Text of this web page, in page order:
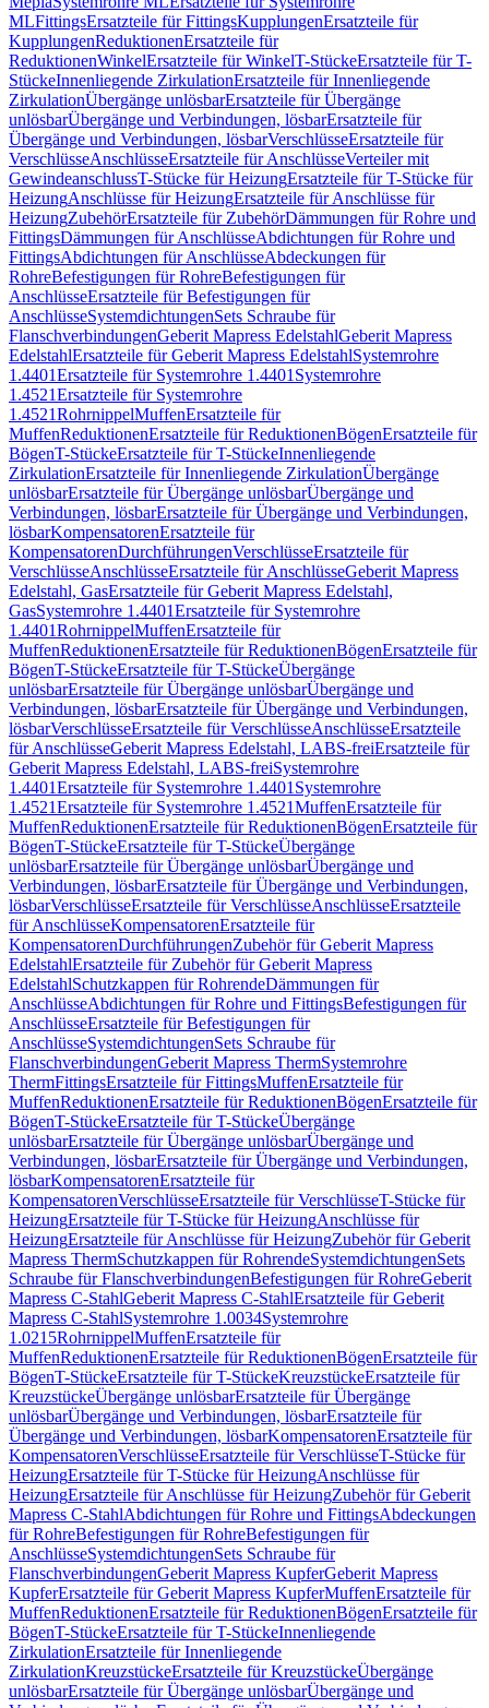
MLFittingsErsatzteile für FittingsKupplungenErsatzteile für
KupplungenReduktionenErsatzteile für
ReduktionenWinkelErsatzteile für WinkelT-StückeErsatzteile für T-
StückeInnenliegende ZirkulationErsatzteile für Innenliegende
ZirkulationÜbergänge unlösbarErsatzteile für Übergänge
unlösbarÜbergänge und Verbindungen, lösbarErsatzteile für
Übergänge und Verbindungen, lösbarVerschlüsseErsatzteile für
VerschlüsseAnschlüsseErsatzteile für AnschlüsseVerteiler mit
GewindeanschlussT-Stücke für HeizungErsatzteile für T-Stücke für
HeizungAnschlüsse für HeizungErsatzteile für Anschlüsse für
HeizungZubehörErsatzteile für ZubehörDämmungen für Rohre und
FittingsDämmungen für AnschlüsseAbdichtungen für Rohre und
FittingsAbdichtungen für AnschlüsseAbdeckungen für
RohreBefestigungen für RohreBefestigungen für
AnschlüsseErsatzteile für Befestigungen für
AnschlüsseSystemdichtungenSets Schraube für
FlanschverbindungenGeberit Mapress EdelstahlGeberit Mapress
EdelstahlErsatzteile für Geberit Mapress EdelstahlSystemrohre
1.4401Ersatzteile für Systemrohre 1.4401 Systemrohre
1.4521Ersatzteile für Systemrohre
1.4521RohrnippelMuffenErsatzteile für
MuffenReduktionenErsatzteile für ReduktionenBögenErsatzteile für
BögenT-StückeErsatzteile für T-StückeInnenliegende
ZirkulationErsatzteile für Innenliegende ZirkulationÜbergänge
unlösbarErsatzteile für Übergänge unlösbarÜbergänge und
Verbindungen, lösbarErsatzteile für Übergänge und Verbindungen,
lösbarKompensatorenErsatzteile für
KompensatorenDurchführungenVerschlüsseErsatzteile für
VerschlüsseAnschlüsseErsatzteile für AnschlüsseGeberit Mapress
Edelstahl, GasErsatzteile für Geberit Mapress Edelstahl,
GasSystemrohre 1.4401Ersatzteile für Systemrohre
1.4401RohrnippelMuffenErsatzteile für
MuffenReduktionenErsatzteile für ReduktionenBögenErsatzteile für
BögenT-StückeErsatzteile für T-StückeÜbergänge
unlösbarErsatzteile für Übergänge unlösbarÜbergänge und
Verbindungen, lösbarErsatzteile für Übergänge und Verbindungen,
lösbarVerschlüsseErsatzteile für VerschlüsseAnschlüsseErsatzteile
für AnschlüsseGeberit Mapress Edelstahl, LABS-freiErsatzteile für
Geberit Mapress Edelstahl, LABS-freiSystemrohre
1.4401Ersatzteile für Systemrohre 1.4401 Systemrohre
1.4521Ersatzteile für Systemrohre 1.4521MuffenErsatzteile für
MuffenReduktionenErsatzteile für ReduktionenBögenErsatzteile für
BögenT-StückeErsatzteile für T-StückeÜbergänge
unlösbarErsatzteile für Übergänge unlösbarÜbergänge und
Verbindungen, lösbarErsatzteile für Übergänge und Verbindungen,
lösbarVerschlüsseErsatzteile für VerschlüsseAnschlüsseErsatzteile
für AnschlüsseKompensatorenErsatzteile für
KompensatorenDurchführungenZubehör für Geberit Mapress
EdelstahlErsatzteile für Zubehör für Geberit Mapress
EdelstahlSchutzkappen für RohrendeDämmungen für
AnschlüsseAbdichtungen für Rohre und FittingsBefestigungen für
AnschlüsseErsatzteile für Befestigungen für
AnschlüsseSystemdichtungenSets Schraube für
FlanschverbindungenGeberit Mapress ThermSystemrohre
ThermFittingsErsatzteile für FittingsMuffenErsatzteile für
MuffenReduktionenErsatzteile für ReduktionenBögenErsatzteile für
BögenT-StückeErsatzteile für T-StückeÜbergänge
unlösbarErsatzteile für Übergänge unlösbarÜbergänge und
Verbindungen, lösbarErsatzteile für Übergänge und Verbindungen,
lösbarKompensatorenErsatzteile für
KompensatorenVerschlüsseErsatzteile für VerschlüsseT-Stücke für
HeizungErsatzteile für T-Stücke für HeizungAnschlüsse für
HeizungErsatzteile für Anschlüsse für HeizungZubehör für Geberit
Mapress ThermSchutzkappen für RohrendeSystemdichtungenSets
Schraube für FlanschverbindungenBefestigungen für RohreGeberit
Mapress C-StahlGeberit Mapress C-StahlErsatzteile für Geberit
Mapress C-StahlSystemrohre 1.0034Systemrohre
1.0215RohrnippelMuffenErsatzteile für
MuffenReduktionenErsatzteile für ReduktionenBögenErsatzteile für
BögenT-StückeErsatzteile für T-StückeKreuzstückeErsatzteile für
KreuzstückeÜbergänge unlösbarErsatzteile für Übergänge
unlösbarÜbergänge und Verbindungen, lösbarErsatzteile für
Übergänge und Verbindungen, lösbarKompensatorenErsatzteile für
KompensatorenVerschlüsseErsatzteile für VerschlüsseT-Stücke für
HeizungErsatzteile für T-Stücke für HeizungAnschlüsse für
HeizungErsatzteile für Anschlüsse für HeizungZubehör für Geberit
Mapress C-StahlAbdichtungen für Rohre und FittingsAbdeckungen
für RohreBefestigungen für RohreBefestigungen für
AnschlüsseSystemdichtungenSets Schraube für
FlanschverbindungenGeberit Mapress KupferGeberit Mapress
KupferErsatzteile für Geberit Mapress KupferMuffenErsatzteile für
MuffenReduktionenErsatzteile für ReduktionenBögenErsatzteile für
BögenT-StückeErsatzteile für T-StückeInnenliegende
ZirkulationErsatzteile für Innenliegende
ZirkulationKreuzstückeErsatzteile für KreuzstückeÜbergänge
unlösbarErsatzteile für Übergänge unlösbarÜbergänge und